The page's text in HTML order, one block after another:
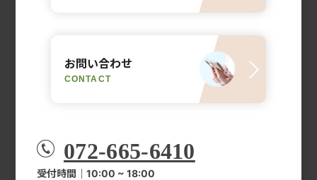
お問い合わせ
CONTACT
072-665-6410
受付時間｜10:00 ~ 18:00